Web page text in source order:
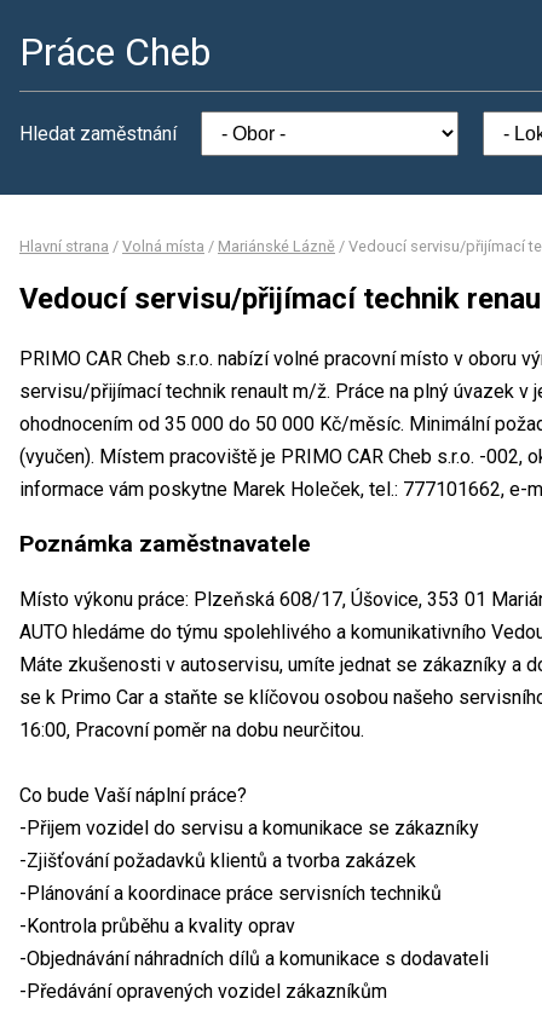
Práce Cheb
Hledat zaměstnání
Hlavní strana / Volná místa / Mariánské Lázně / Vedoucí servisu/přijímací
Vedoucí servisu/přijímací technik
PRIMO CAR Cheb s.r.o. nabízí volné pracovní místo v oboru
servisu/přijímací technik renault m/ž. Práce na plný úvazek v
ohodnocením od 35 000 do 50 000 Kč/měsíc. Minimální
(vyučen). Místem pracoviště je PRIMO CAR Cheb s.r.o. -002,
informace vám poskytne Marek Holeček, tel.: 777101662, e-
Poznámka zaměstnavatele
Místo výkonu práce: Plzeňská 608/17, Úšovice, 353 01
AUTO hledáme do týmu spolehlivého a komunikativního
Máte zkušenosti v autoservisu, umíte jednat se zákazníky a
se k Primo Car a staňte se klíčovou osobou našeho
16:00, Pracovní poměr na dobu neurčitou.
Co bude Vaší náplní práce?
-Přijem vozidel do servisu a komunikace se zákazníky
-Zjišťování požadavků klientů a tvorba zakázek
-Plánování a koordinace práce servisních techniků
-Kontrola průběhu a kvality oprav
-Objednávání náhradních dílů a komunikace s dodavateli
-Předávání opravených vozidel zákazníkům